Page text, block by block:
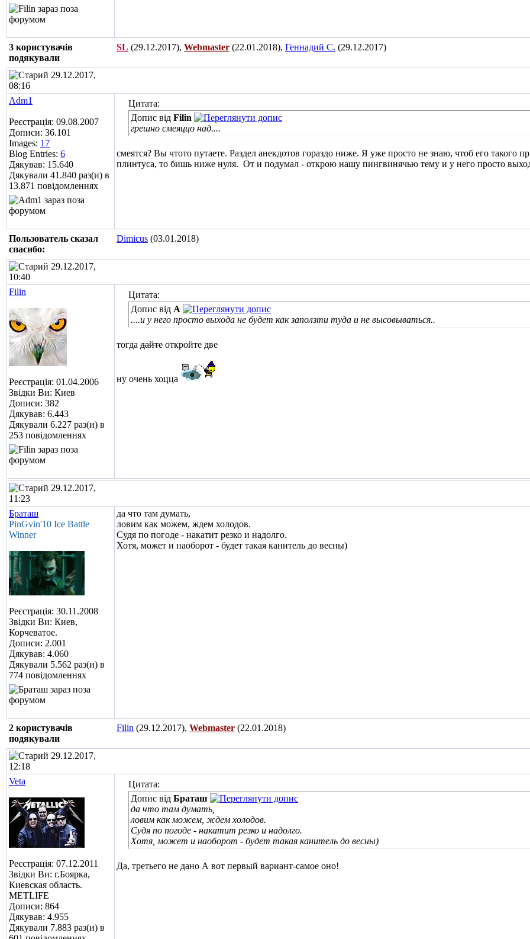
3 користувачів
подякували
SL (29.12.2017), Webmaster (22.01.2018), Геннадий С. (29.12.2017)
29.12.2017,
08:16
Adm1
Реєстрація: 09.08.2007
Дописи: 36.101
Images: 17
Blog Entries: 6
Дякував: 15.640
Дякували 41.840 раз(и) в
13.871 повідомленнях
Цитата:
Допис від Filin
грешно смеяццо над....
смеятся? Вы чтото путаете. Раздел анекдотов гораздо ниже. Я уже просто не знаю, чтоб его такого
плинтуса, то бишь ниже нуля. От и подумал - открою нашу пингвинячью тему и у него просто
Пользователь сказал
cпасибо:
Dimicus (03.01.2018)
29.12.2017,
10:40
Filin
Реєстрація: 01.04.2006
Звідки Ви: Киев
Дописи: 382
Дякував: 6.443
Дякували 6.227 раз(и) в
253 повідомленнях
Цитата:
Допис від A
....и у него просто выхода не будет как заползти туда и не высовываться..
тогда дайте откройте две
ну очень хоцца
29.12.2017,
11:23
Браташ
PinGvin'10 Ice Battle
Winner
Реєстрація: 30.11.2008
Звідки Ви: Киев,
Корчеватое.
Дописи: 2.001
Дякував: 4.060
Дякували 5.562 раз(и) в
774 повідомленнях
да что там думать,
ловим как можем, ждем холодов.
Судя по погоде - накатит резко и надолго.
Хотя, может и наоборот - будет такая канитель до весны)
2 користувачів
подякували
Filin (29.12.2017), Webmaster (22.01.2018)
29.12.2017,
12:18
Veta
Реєстрація: 07.12.2011
Звідки Ви: г.Боярка,
Киевская область.
METLIFE
Дописи: 864
Дякував: 4.955
Дякували 7.883 раз(и) в
Цитата:
Допис від Браташ
да что там думать,
ловим как можем, ждем холодов.
Судя по погоде - накатит резко и надолго.
Хотя, может и наоборот - будет такая канитель до весны)
Да, третьего не дано А вот первый вариант-самое оно!